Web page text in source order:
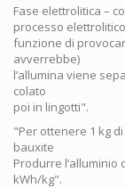
Fase elettrolitica –
processo
funzione di
avverrebbe)
l’allumina viene
colato
poi in lingotti".
"Per ottenere 1 kg
bauxite
Produrre l’alluminio
kWh/kg".